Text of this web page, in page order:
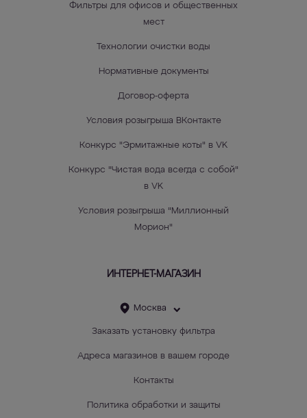
Фильтры для офисов и общественных
мест
Технологии очистки воды
Нормативные документы
Договор-оферта
Условия розыгрыша ВКонтакте
Конкурс "Эрмитажные коты" в VK
Конкурс "Чистая вода всегда с собой"
в VK
Условия розыгрыша "Миллионный
Морион"
ИНТЕРНЕТ-МАГАЗИН
Москва
Заказать установку фильтра
Адреса магазинов в вашем городе
Контакты
Политика обработки и защиты